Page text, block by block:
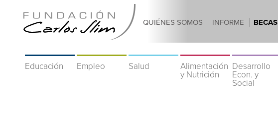
QUIÉNES SOMOS INFORME BECAS
Educación Empleo Salud
Alimentación
y Nutrición
Desarrollo
Econ. y
Social